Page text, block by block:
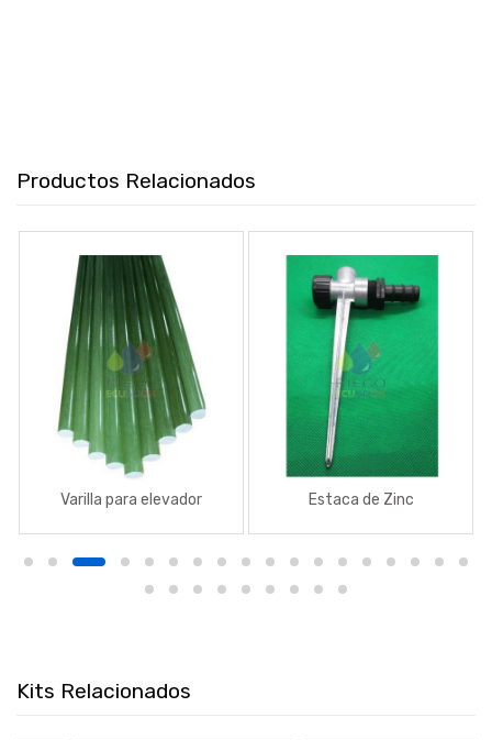
Productos Relacionados
Varilla para elevador Estaca de Zinc
Kits Relacionados